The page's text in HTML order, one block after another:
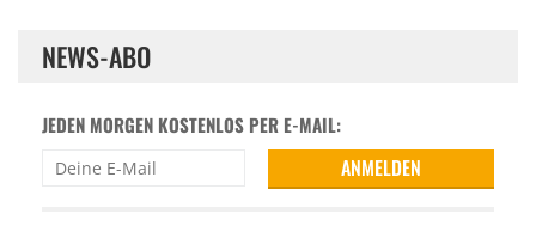
NEWS-ABO
JEDEN MORGEN KOSTENLOS PER E-MAIL: